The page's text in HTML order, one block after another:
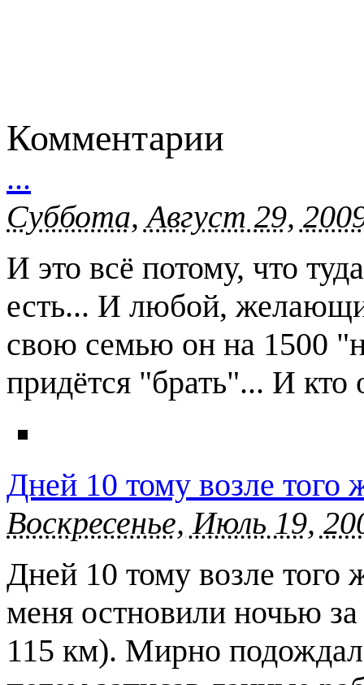
Комментарии
...
Суббота, Август 29,
И это всё потому, что
есть... И любой,
свою семью он на 1500
придётся "брать"... И
Дней 10 тому возле того
Воскресенье, Июль 19,
Дней 10 тому возле того
меня остновили ночью
115 км). Мирно подождал